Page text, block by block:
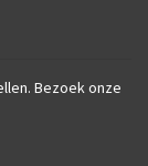
Bezoek onze